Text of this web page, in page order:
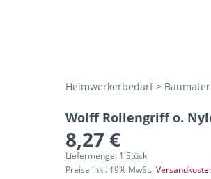
Heimwerkerbedarf >
Wolff Rollengriff o.
8,27 €
Liefermenge: 1 Stück
Preise inkl. 19% MwSt.;